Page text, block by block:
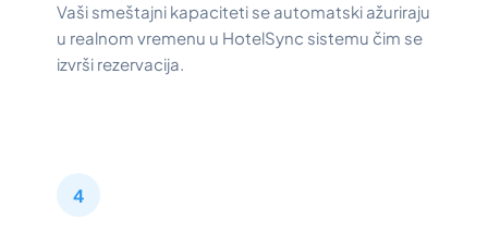
Vaši smeštajni kapaciteti se automatski ažuriraju
u realnom vremenu u HotelSync sistemu čim se
izvrši rezervacija.
4